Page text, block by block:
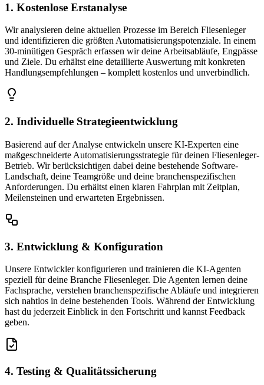
1. Kostenlose Erstanalyse
Wir analysieren deine aktuellen Prozesse im Bereich Fliesenleger
und identifizieren die größten Automatisierungspotenziale. In einem
30-minütigen Gespräch erfassen wir deine Arbeitsabläufe, Engpässe
und Ziele. Du erhältst eine detaillierte Auswertung mit konkreten
Handlungsempfehlungen – komplett kostenlos und unverbindlich.
2. Individuelle Strategieentwicklung
Basierend auf der Analyse entwickeln unsere KI-Experten eine
maßgeschneiderte Automatisierungsstrategie für deinen Fliesenleger-
Betrieb. Wir berücksichtigen dabei deine bestehende Software-
Landschaft, deine Teamgröße und deine branchenspezifischen
Anforderungen. Du erhältst einen klaren Fahrplan mit Zeitplan,
Meilensteinen und erwarteten Ergebnissen.
3. Entwicklung & Konfiguration
Unsere Entwickler konfigurieren und trainieren die KI-Agenten
speziell für deine Branche Fliesenleger. Die Agenten lernen deine
Fachsprache, verstehen branchenspezifische Abläufe und integrieren
sich nahtlos in deine bestehenden Tools. Während der Entwicklung
hast du jederzeit Einblick in den Fortschritt und kannst Feedback
geben.
4. Testing & Qualitätssicherung